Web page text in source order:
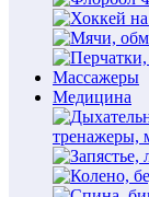
Массажеры
Медицина
тренажеры,